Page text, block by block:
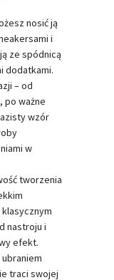
nosić ją
i
ze spódnicą
dodatkami.
– od
po ważne
wzór
w
tworzenia
nastroju i
efekt.
traci swojej